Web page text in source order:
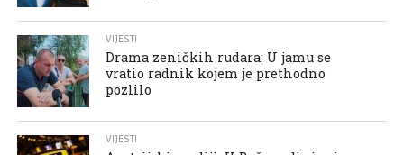
VIJESTI
Drama zeničkih rudara: U jamu se
vratio radnik kojem je prethodno
pozlilo
VIJESTI